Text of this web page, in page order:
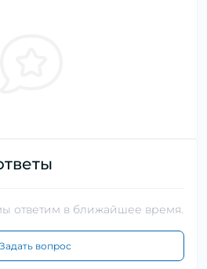
ответим в ближайшее время.
вопрос